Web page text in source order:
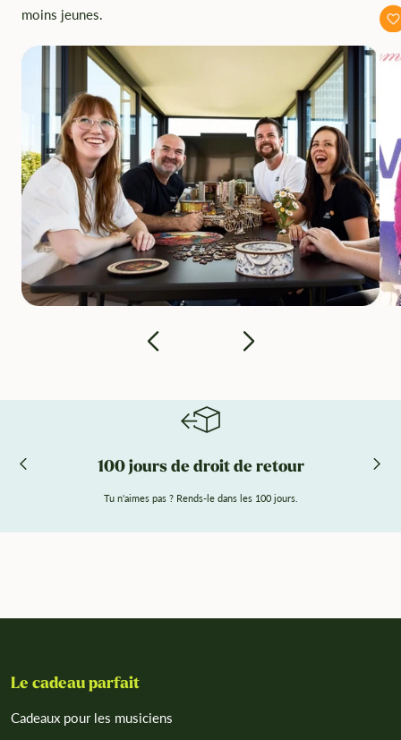
moins jeunes.
100 jours de droit de retour
Tu n'aimes pas ? Rends-le dans les 100 jours.
Le cadeau parfait
Cadeaux pour les musiciens